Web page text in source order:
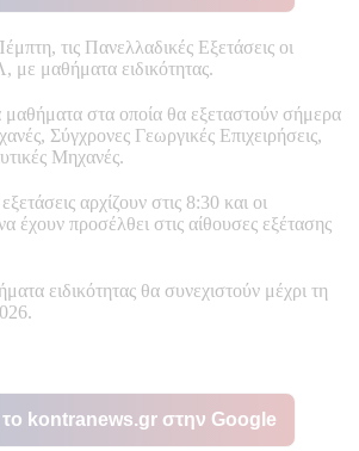
τις Πανελλαδικές Εξετάσεις οι
μαθήματα ειδικότητας.
μαθήματα στα οποία θα εξεταστούν σήμερα
Σύγχρονες Γεωργικές Επιχειρήσεις,
Μηχανές.
αρχίζουν στις 8:30 και οι
έχουν προσέλθει στις αίθουσες εξέτασης
ειδικότητας θα συνεχιστούν μέχρι τη
kontranews.gr στην Google